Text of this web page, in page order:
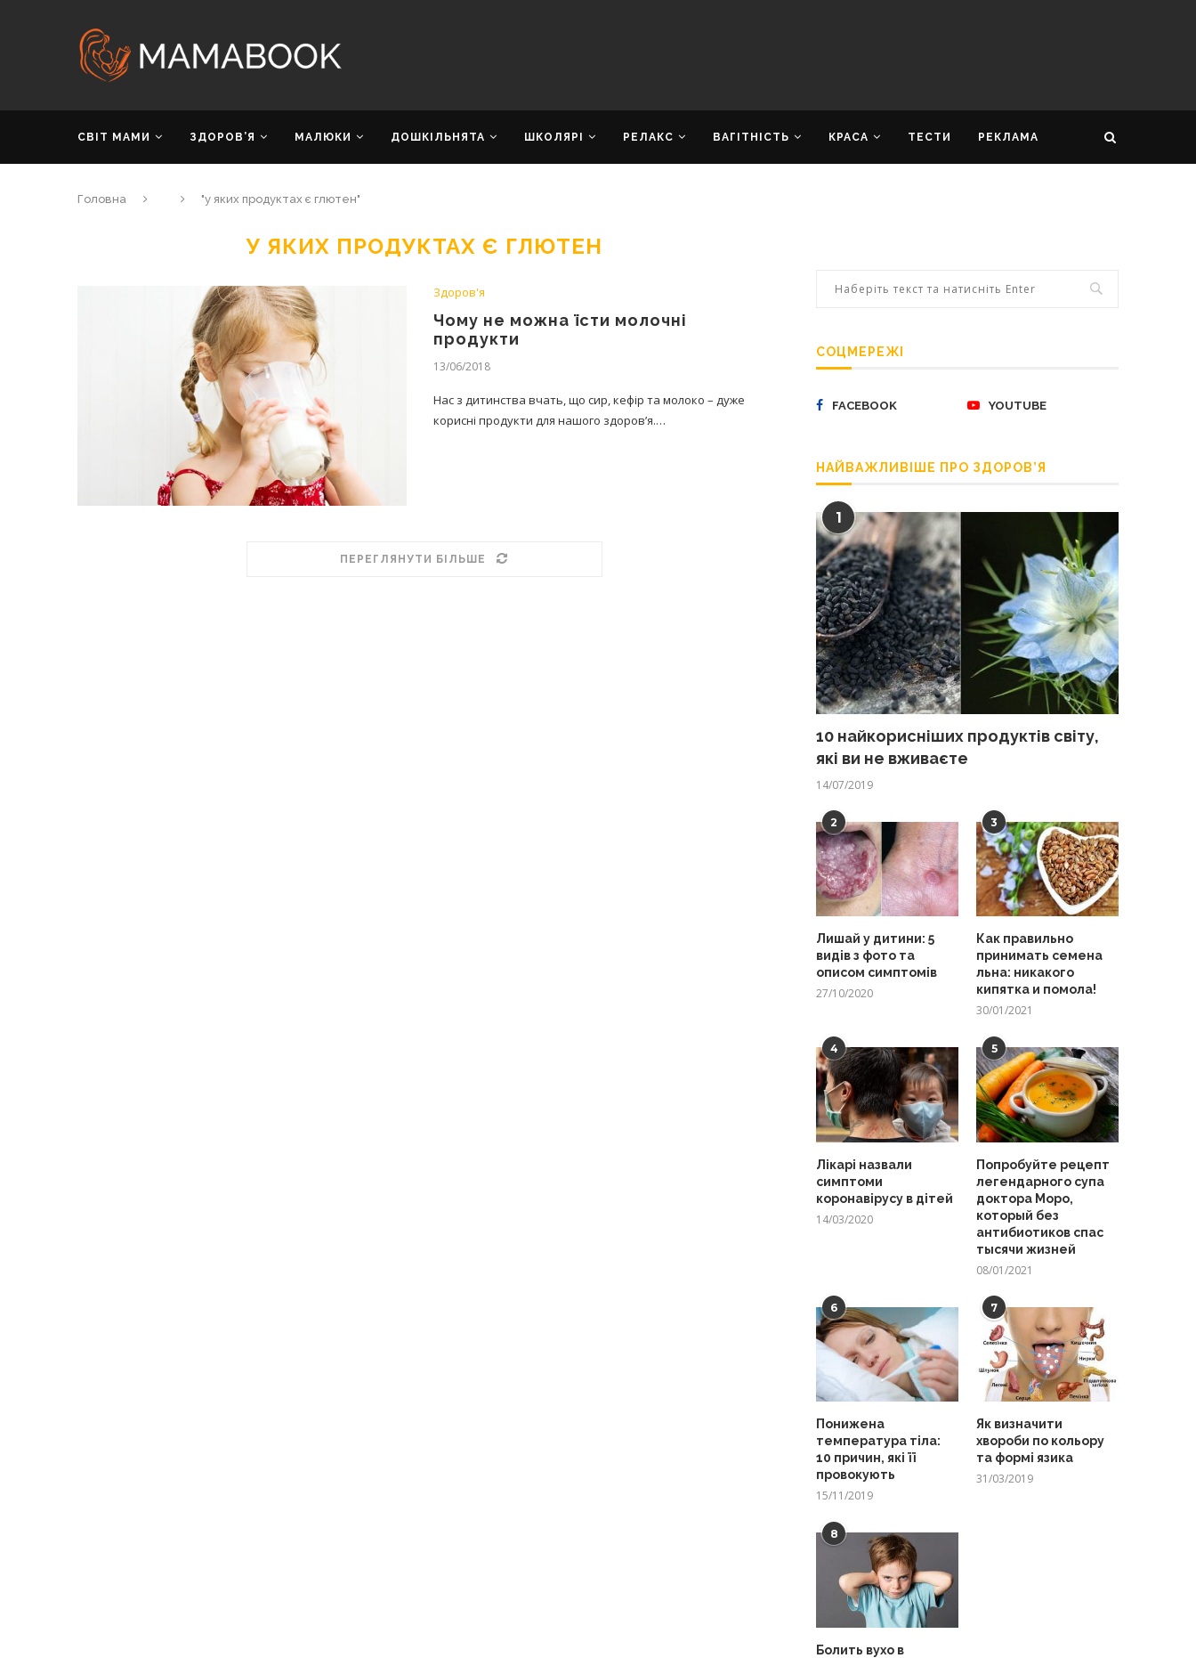
СВІТ МАМИ ЗДОРОВ’Я МАЛЮКИ ДОШКІЛЬНЯТА ШКОЛЯРІ РЕЛАКС ВАГІТНІСТЬ КРАСА ТЕСТИ РЕКЛАМА
Головна "у яких продуктах є глютен"
У ЯКИХ ПРОДУКТАХ Є ГЛЮТЕН
Здоров'я
Чому не можна їсти молочні
продукти
13/06/2018
Нас з дитинства вчать, що сир, кефір та молоко – дуже
корисні продукти для нашого здоров’я.…
ПЕРЕГЛЯНУТИ БІЛЬШЕ
СОЦМЕРЕЖІ
FACEBOOK YOUTUBE
НАЙВАЖЛИВІШЕ ПРО ЗДОРОВ’Я
1
10 найкорисніших продуктів світу,
які ви не вживаєте
14/07/2019
2
Лишай у дитини: 5
видів з фото та
описом симптомів
27/10/2020
3
Как правильно
принимать семена
льна: никакого
кипятка и помола!
30/01/2021
4
Лікарі назвали
симптоми
коронавірусу в дітей
14/03/2020
5
Попробуйте рецепт
легендарного супа
доктора Моро,
который без
антибиотиков спас
тысячи жизней
08/01/2021
6
Понижена
температура тіла:
10 причин, які її
провокують
15/11/2019
7
Як визначити
хвороби по кольору
та формі язика
31/03/2019
8
Болить вухо в